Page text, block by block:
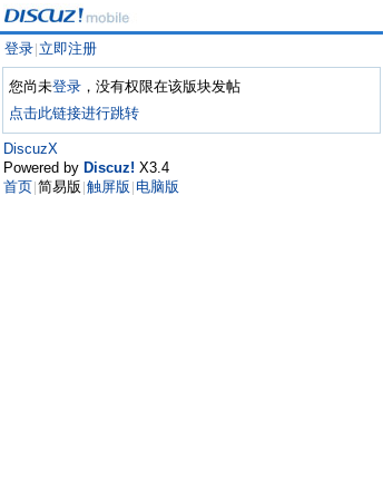
登录 立即注册
您尚未登录 ，没有权限在该版块发帖
点击此链接进行跳转
DiscuzX
Powered by Discuz! X3.4
首页 简易版 触屏版 电脑版